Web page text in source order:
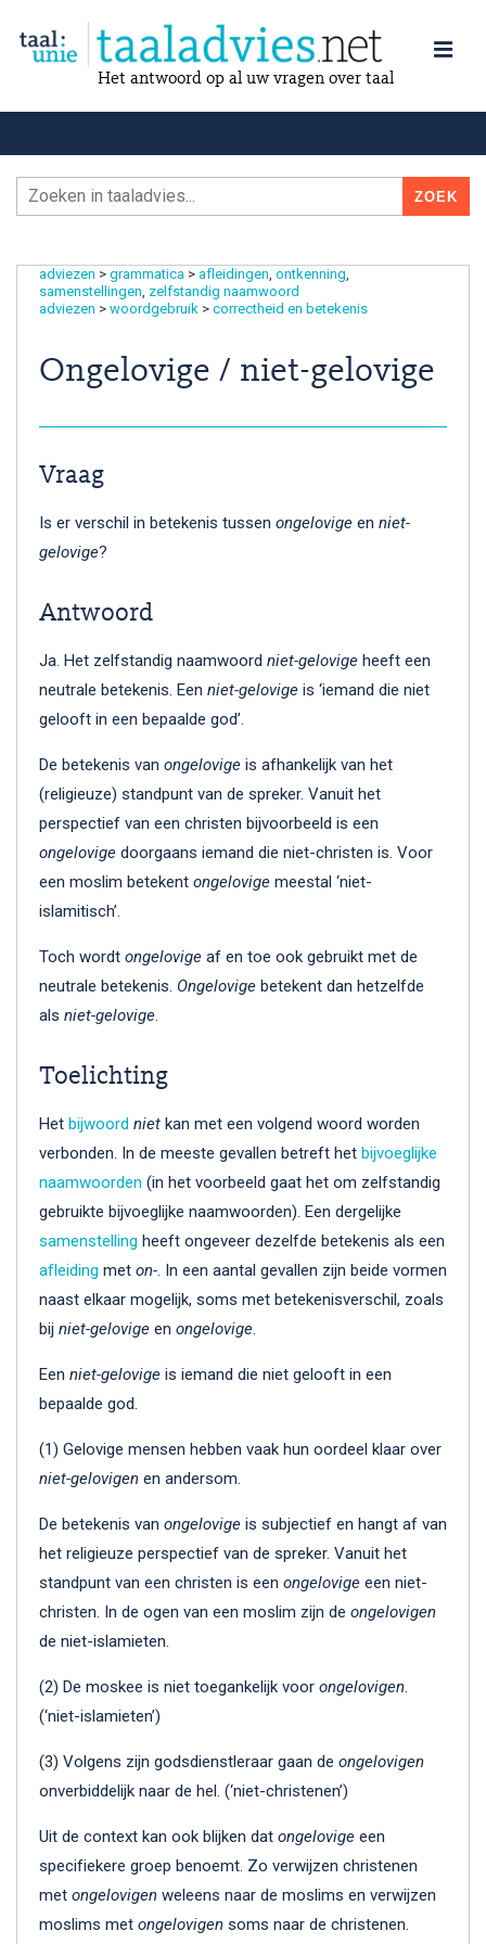
Het antwoord op al uw vragen over taal
adviezen > grammatica > afleidingen ontkenning
samenstellingen zelfstandig naamwoord
adviezen > woordgebruik > correctheid en betekenis
Ongelovige / niet-gelovige
Vraag
Is er verschil in betekenis tussen ongelovige en niet-
gelovige?
Antwoord
Ja. Het zelfstandig naamwoord niet-gelovige heeft een
neutrale betekenis. Een niet-gelovige is ‘iemand die niet
gelooft in een bepaalde god’.
De betekenis van ongelovige is afhankelijk van het
(religieuze) standpunt van de spreker. Vanuit het
perspectief van een christen bijvoorbeeld is een
ongelovige doorgaans iemand die niet-christen is. Voor
een moslim betekent ongelovige meestal ‘niet-
islamitisch’.
Toch wordt ongelovige af en toe ook gebruikt met de
neutrale betekenis. Ongelovige betekent dan hetzelfde
als niet-gelovige.
Toelichting
Het bijwoord niet kan met een volgend woord worden
verbonden. In de meeste gevallen betreft het bijvoeglijke
naamwoorden (in het voorbeeld gaat het om zelfstandig
gebruikte bijvoeglijke naamwoorden). Een dergelijke
samenstelling heeft ongeveer dezelfde betekenis als een
afleiding met on-. In een aantal gevallen zijn beide vormen
naast elkaar mogelijk, soms met betekenisverschil, zoals
bij niet-gelovige en ongelovige.
Een niet-gelovige is iemand die niet gelooft in een
bepaalde god.
(1) Gelovige mensen hebben vaak hun oordeel klaar over
niet-gelovigen en andersom.
De betekenis van ongelovige is subjectief en hangt af van
het religieuze perspectief van de spreker. Vanuit het
standpunt van een christen is een ongelovige een niet-
christen. In de ogen van een moslim zijn de ongelovigen
de niet-islamieten.
(2) De moskee is niet toegankelijk voor ongelovigen.
(‘niet-islamieten’)
(3) Volgens zijn godsdienstleraar gaan de ongelovigen
onverbiddelijk naar de hel. (‘niet-christenen’)
Uit de context kan ook blijken dat ongelovige een
specifiekere groep benoemt. Zo verwijzen christenen
met ongelovigen weleens naar de moslims en verwijzen
moslims met ongelovigen soms naar de christenen.